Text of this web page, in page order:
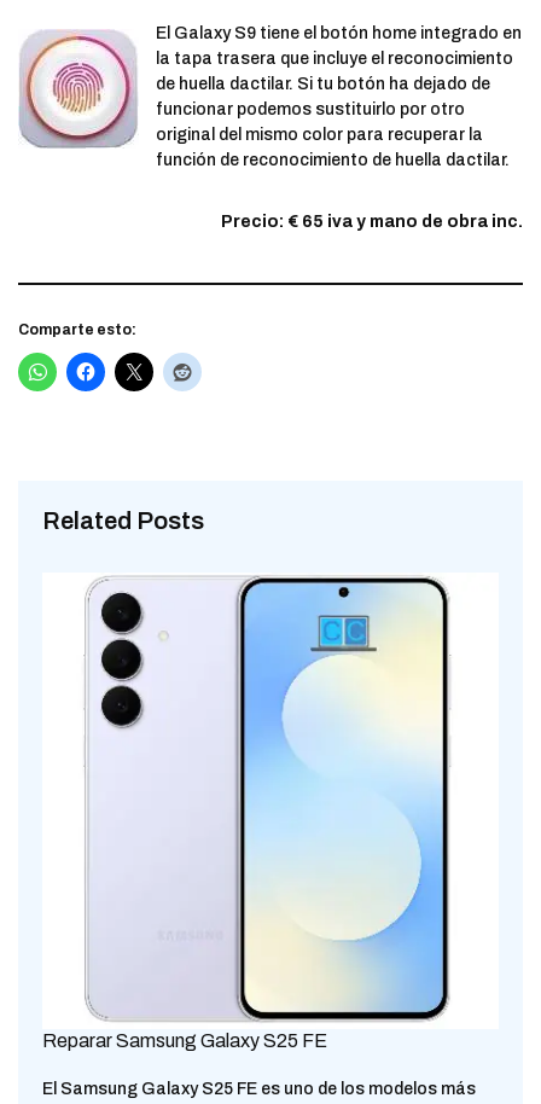
El Galaxy S9 tiene el botón home integrado en
la tapa trasera que incluye el reconocimiento
de huella dactilar. Si tu botón ha dejado de
funcionar podemos sustituirlo por otro
original del mismo color para recuperar la
función de reconocimiento de huella dactilar.
Precio: € 65 iva y mano de obra inc.
Comparte esto:
Related Posts
Reparar Samsung Galaxy S25 FE
El Samsung Galaxy S25 FE es uno de los modelos más